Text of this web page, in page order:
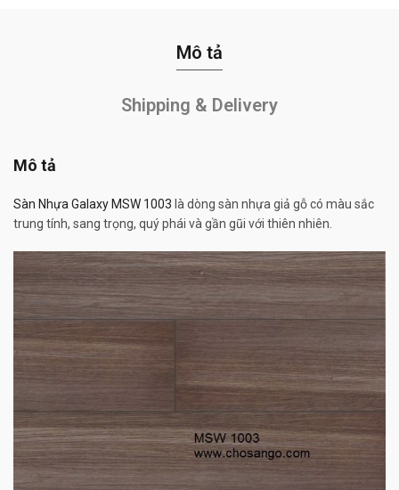
Mô tả
Shipping & Delivery
Mô tả
Sàn Nhựa Galaxy MSW 1003 là dòng sàn nhựa giả gỗ có màu sắc
trung tính, sang trọng, quý phái và gần gũi với thiên nhiên.